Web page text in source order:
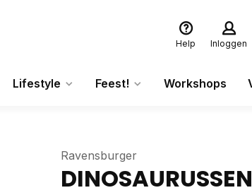
Help Inloggen
Lifestyle Feest! Workshops
Ravensburger
DINOSAURUSSEN